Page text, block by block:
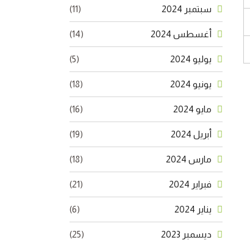
سبتمبر 2024 (11)
أغسطس 2024 (14)
يوليو 2024 (5)
يونيو 2024 (18)
مايو 2024 (16)
أبريل 2024 (19)
مارس 2024 (18)
فبراير 2024 (21)
يناير 2024 (6)
ديسمبر 2023 (25)